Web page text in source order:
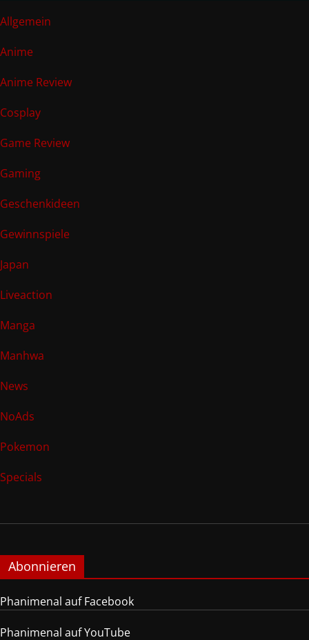
Allgemein
Anime
Anime Review
Cosplay
Game Review
Gaming
Geschenkideen
Gewinnspiele
Japan
Liveaction
Manga
Manhwa
News
NoAds
Pokemon
Specials
Abonnieren
Phanimenal auf Facebook
Phanimenal auf YouTube